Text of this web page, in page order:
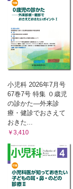
小児科 2026年7月号
67巻7号 特集 ０歳児
の診かた―外来診
療・健診でおさえて
おきた...
￥3,410